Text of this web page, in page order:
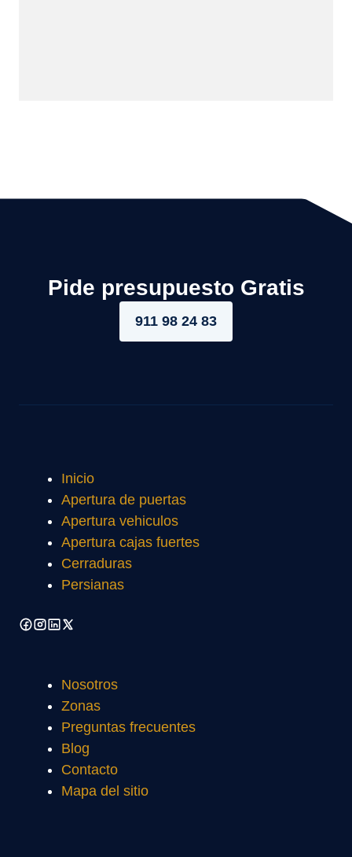
Pide presupuesto Gratis
911 98 24 83
Inicio
Apertura de puertas
Apertura vehiculos
Apertura cajas fuertes
Cerraduras
Persianas
Nosotros
Zonas
Preguntas frecuentes
Blog
Contacto
Mapa del sitio